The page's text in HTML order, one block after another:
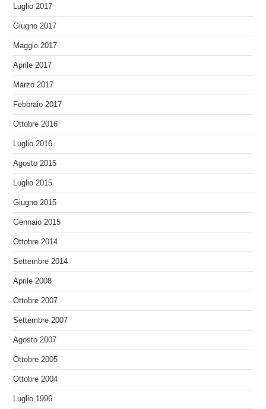
Luglio 2017
Giugno 2017
Maggio 2017
Aprile 2017
Marzo 2017
Febbraio 2017
Ottobre 2016
Luglio 2016
Agosto 2015
Luglio 2015
Giugno 2015
Gennaio 2015
Ottobre 2014
Settembre 2014
Aprile 2008
Ottobre 2007
Settembre 2007
Agosto 2007
Ottobre 2005
Ottobre 2004
Luglio 1996